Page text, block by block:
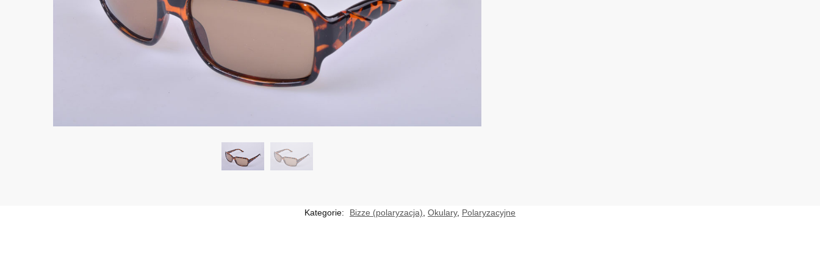
Kategorie: Bizze (polaryzacja) Okulary, Polaryzacyjne